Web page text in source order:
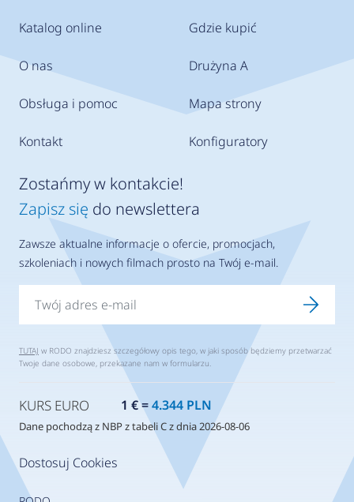
Katalog online
O nas
Obsługa i pomoc
Kontakt
Gdzie kupić
Drużyna A
Mapa strony
Konfiguratory
Dostosuj Cookies
Zostańmy w kontakcie!
Zapisz się do newslettera
Zawsze aktualne informacje o ofercie, promocjach,
szkoleniach i nowych filmach prosto na Twój e-mail.
TUTAJ w RODO znajdziesz szczegółowy opis tego, w jaki sposób będziemy przetwarzać
Twoje dane osobowe, przekazane nam w formularzu.
KURS EURO 1 € =4.344 PLN
Dane pochodzą z NBP z tabeli C z dnia 2026-08-06